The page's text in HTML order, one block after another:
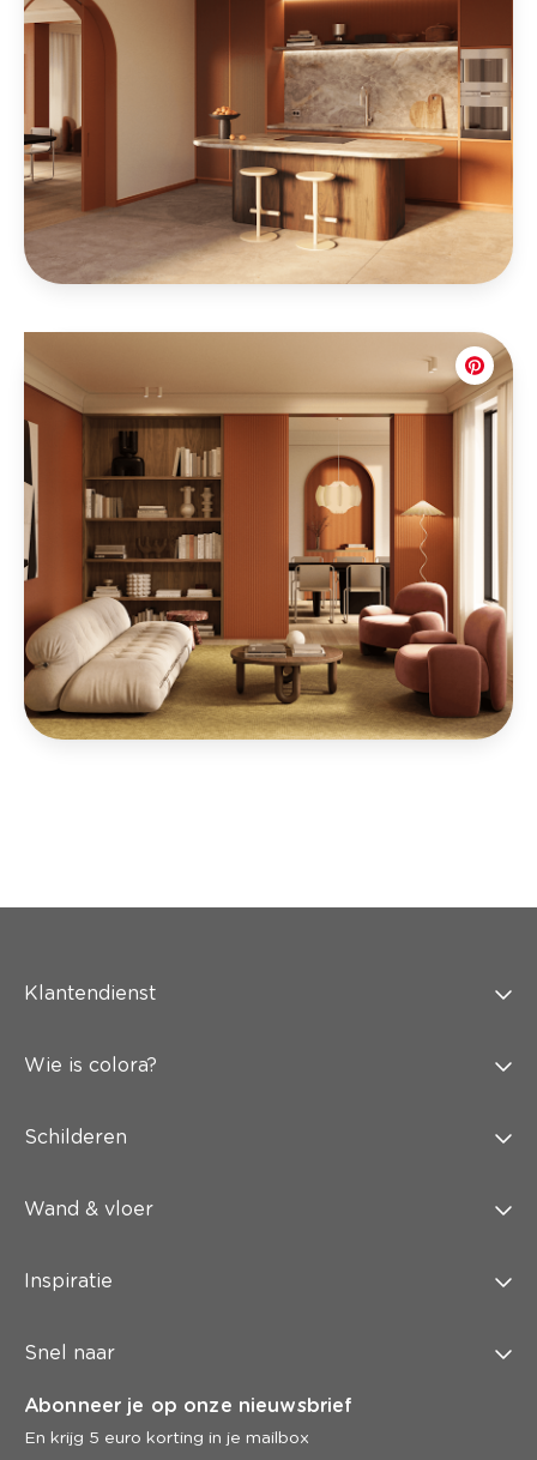
Klantendienst
Wie is colora?
Schilderen
Wand & vloer
Inspiratie
Snel naar
Abonneer je op onze nieuwsbrief
En krijg 5 euro korting in je mailbox